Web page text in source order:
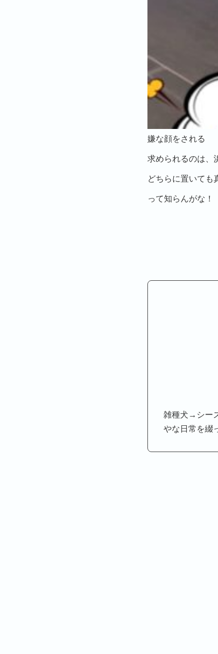
嫌な顔をされる
求められるのは、
どちらに置いても
って知らんがな！
雑種犬→シー
やな日常を綴